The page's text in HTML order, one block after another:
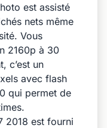
est assisté
nets même
Vous
2160p à 30
c’est un
avec flash
qui permet de
2018 est fourni